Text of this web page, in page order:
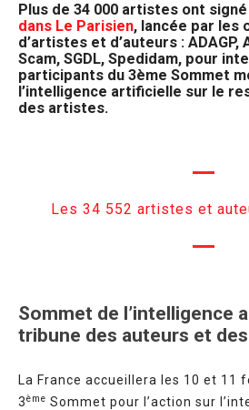
Plus de 34 000 artistes ont
dans Le Parisien, lancée par les
d’artistes et d’auteurs : ADAGP,
Scam, SGDL, Spedidam, pour
participants du 3ème Sommet
l’intelligence artificielle sur le
des artistes.
Les 34 552 artistes et
Sommet de l’intelligence
tribune des auteurs et
La France accueillera les 10 et 11
3ème Sommet pour l’action sur